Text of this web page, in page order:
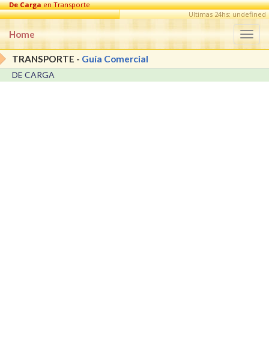
De Cargaen Transporte
Ultimas 24hs: undefined
Home
TRANSPORTE - Guía Comercial
DE CARGA